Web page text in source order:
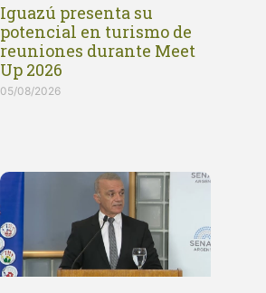
Iguazú presenta su
potencial en turismo de
reuniones durante Meet
Up 2026
05/08/2026